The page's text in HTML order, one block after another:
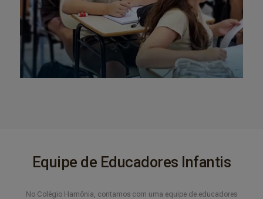
Equipe de Educadores Infantis
No Colégio Hamônia, contamos com uma equipe de educadores